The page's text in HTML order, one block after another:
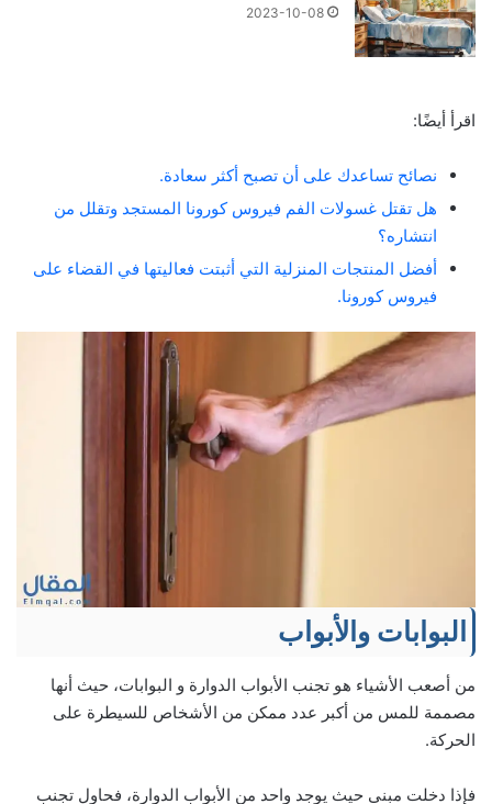
2023-10-08
اقرأ أيضًا:
نصائح تساعدك على أن تصبح أكثر سعادة.
هل تقتل غسولات الفم فيروس كورونا المستجد وتقلل من
انتشاره؟
أفضل المنتجات المنزلية التي أثبتت فعاليتها في القضاء على
فيروس كورونا.
البوابات والأبواب
من أصعب الأشياء هو تجنب الأبواب الدوارة و البوابات، حيث أنها
مصممة للمس من أكبر عدد ممكن من الأشخاص للسيطرة على
الحركة.
فإذا دخلت مبنى حيث يوجد واحد من الأبواب الدوارة، فحاول تجنب